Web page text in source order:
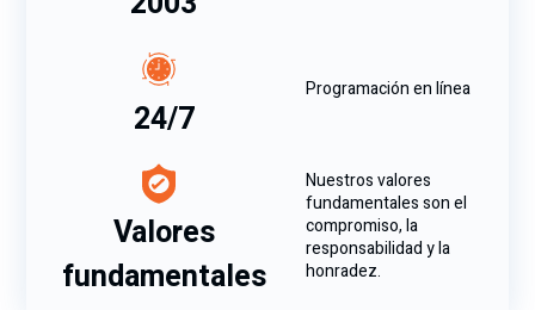
24/7
Programación en línea
Valores
fundamentales
Nuestros valores
fundamentales son el
compromiso, la
responsabilidad y la
honradez.